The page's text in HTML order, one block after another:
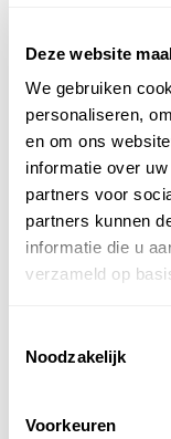
Deze website
We gebruiken
personaliseren,
en om ons
informatie over
partners voor
partners kunnen
informatie die u
verzameld op
Noodzakelijk
Voorkeuren
Officieel
voor alle
Welke olie
Alle
Referenties